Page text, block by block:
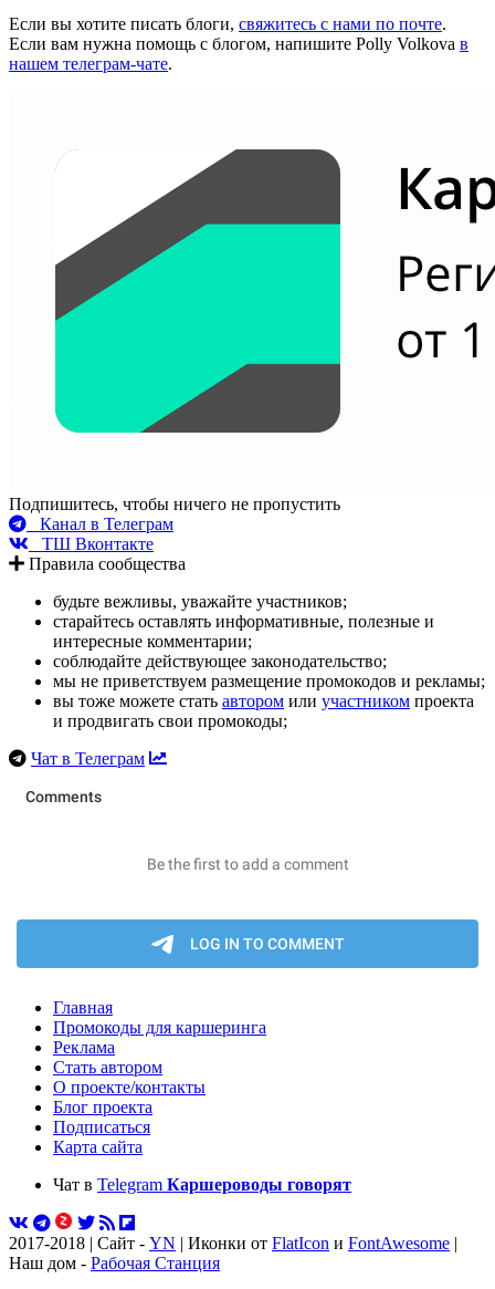
Если вы хотите писать блоги, свяжитесь с нами по почте.
Если вам нужна помощь с блогом, напишите Polly Volkova в
нашем телеграм-чате.
Подпишитесь, чтобы ничего не пропустить
Канал в Телеграм
ТШ Вконтакте
Правила сообщества
будьте вежливы, уважайте участников;
старайтесь оставлять информативные, полезные и
интересные комментарии;
соблюдайте действующее законодательство;
мы не приветствуем размещение промокодов и рекламы;
вы тоже можете стать автором или участником проекта
и продвигать свои промокоды;
Чат в Телеграм
Главная
Промокоды для каршеринга
Реклама
Стать автором
О проекте/контакты
Блог проекта
Подписаться
Карта сайта
Чат в Telegram Каршероводы говорят
2017-2018 | Сайт - YN | Иконки от FlatIcon и FontAwesome |
Наш дом - Рабочая Станция